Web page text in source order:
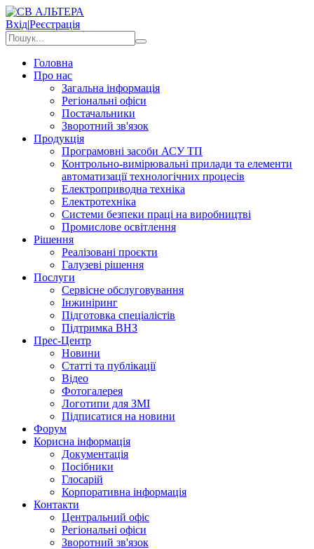
Вхід|Реєстрація
Головна
Про нас
Загальна інформація
Регіональні офіси
Постачальники
Зворотний зв'язок
Продукція
Програмовні засоби АСУ ТП
Контрольно-вимірювальні прилади та елементи
автоматизації технологічних процесів
Електроприводна техніка
Електротехніка
Системи безпеки праці на виробництві
Промислове освітлення
Рішення
Реалізовані проєкти
Галузеві рішення
Послуги
Сервісне обслуговування
Інжиніринг
Підготовка спеціалістів
Підтримка ВНЗ
Прес-Центр
Новини
Статті та публікації
Відео
Фотогалерея
Логотипи для ЗМІ
Підписатися на новини
Форум
Корисна інформація
Документація
Посібники
Глосарій
Корпоративна інформація
Контакти
Центральний офіс
Регіональні офіси
Зворотний зв'язок